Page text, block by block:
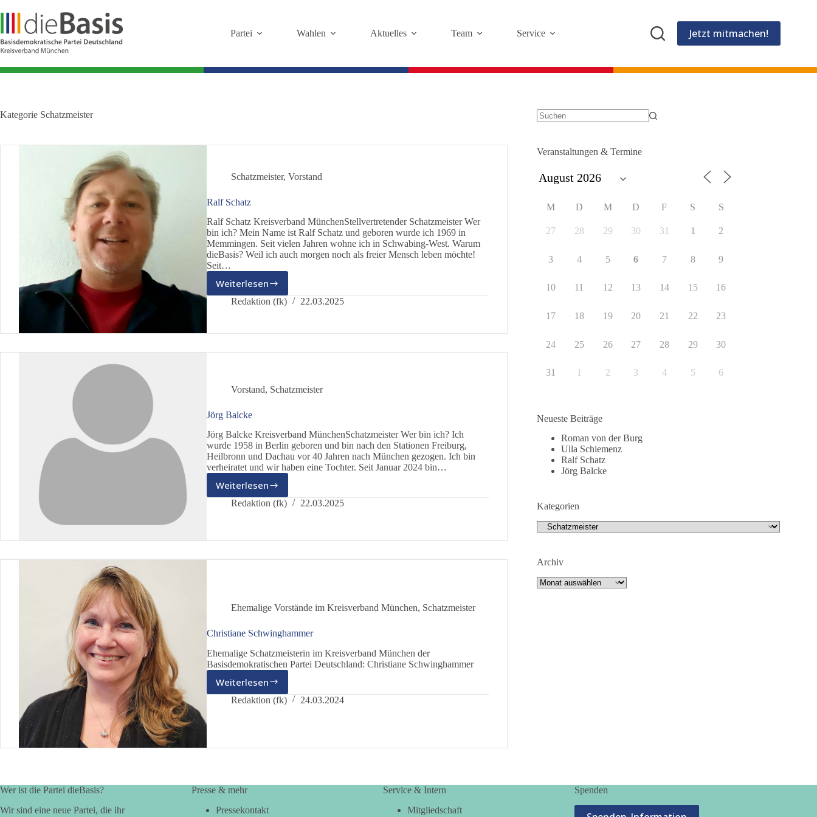
Inhalt
springen
Partei Wahlen Aktuelles Team Service Jetzt mitmachen!
Kategorie Schatzmeister
Schatzmeister,Vorstand
Ralf Schatz
Ralf Schatz Kreisverband MünchenStellvertretender Schatzmeister Wer
bin ich? Mein Name ist Ralf Schatz und geboren wurde ich 1969 in
Memmingen. Seit vielen Jahren wohne ich in Schwabing-West. Warum
dieBasis? Weil ich auch morgen noch als freier Mensch leben möchte!
Seit…
Weiterlesen
Ralf
Schatz
Redaktion (fk) 22.03.2025
Vorstand, Schatzmeister
Jörg Balcke
Jörg Balcke Kreisverband MünchenSchatzmeister Wer bin ich? Ich
wurde 1958 in Berlin geboren und bin nach den Stationen Freiburg,
Heilbronn und Dachau vor 40 Jahren nach München gezogen. Ich bin
verheiratet und wir haben eine Tochter. Seit Januar 2024 bin…
Weiterlesen
Jörg
Balcke
Redaktion (fk) 22.03.2025
Ehemalige Vorstände im Kreisverband München, Schatzmeister
Christiane Schwinghammer
Ehemalige Schatzmeisterin im Kreisverband München der
Basisdemokratischen Partei Deutschland: Christiane Schwinghammer
Weiterlesen
Christiane
Schwinghammer
Redaktion (fk) 24.03.2024
Veranstaltungen & Termine
M D M D F S S
27 28 29 30 31 1 2
3 4 5 6 7 8 9
10 11 12 13 14 15 16
17 18 19 20 21 22 23
24 25 26 27 28 29 30
31 1 2 3 4 5 6
Neueste Beiträge
Roman von der Burg
Ulla Schiemenz
Ralf Schatz
Jörg Balcke
Kategorien
Kategorien
Archiv
Archiv
Wer ist die Partei dieBasis?
Wir sind eine neue Partei, die ihr
Presse & mehr
Pressekontakt
Service & Intern
Mitgliedschaft
Spenden